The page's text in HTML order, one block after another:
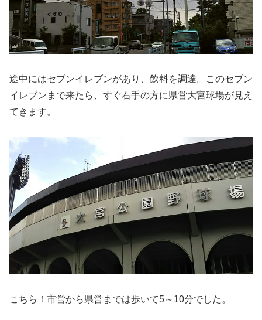
途中にはセブンイレブンがあり、飲料を調達。このセブン
イレブンまで来たら、すぐ右手の方に県営大宮球場が見え
てきます。
こちら！市営から県営までは歩いて5～10分でした。